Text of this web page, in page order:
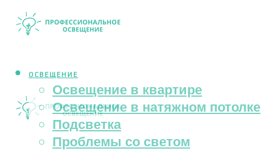
ОСВЕЩЕНИЕ
Освещение в квартире
Освещение в натяжном потолке
Подсветка
Проблемы со светом